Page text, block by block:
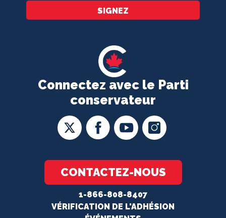
Connectez avec le Parti
conservateur
CONTACTEZ-NOUS
1-866-808-8407
VÉRIFICATION DE L'ADHÉSION
SIGNEZ